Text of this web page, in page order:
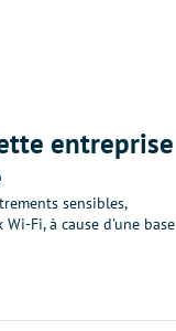
entreprise
sensibles,
Fi, à cause d'une base